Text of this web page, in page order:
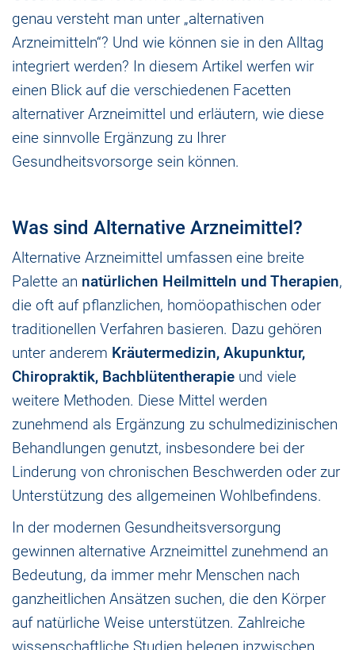
genau versteht man unter „alternativen
Arzneimitteln“? Und wie können sie in den Alltag
integriert werden? In diesem Artikel werfen wir
einen Blick auf die verschiedenen Facetten
alternativer Arzneimittel und erläutern, wie diese
eine sinnvolle Ergänzung zu Ihrer
Gesundheitsvorsorge sein können.
Was sind Alternative Arzneimittel?
Alternative Arzneimittel umfassen eine breite
Palette an natürlichen Heilmitteln und Therapien,
die oft auf pflanzlichen, homöopathischen oder
traditionellen Verfahren basieren. Dazu gehören
unter anderem Kräutermedizin, Akupunktur,
Chiropraktik, Bachblütentherapie und viele
weitere Methoden. Diese Mittel werden
zunehmend als Ergänzung zu schulmedizinischen
Behandlungen genutzt, insbesondere bei der
Linderung von chronischen Beschwerden oder zur
Unterstützung des allgemeinen Wohlbefindens.
In der modernen Gesundheitsversorgung
gewinnen alternative Arzneimittel zunehmend an
Bedeutung, da immer mehr Menschen nach
ganzheitlichen Ansätzen suchen, die den Körper
auf natürliche Weise unterstützen. Zahlreiche